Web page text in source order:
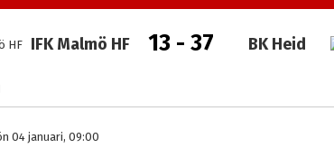
IFK Malmö HF 13 - 37 BK Heid
04 januari, 09:00